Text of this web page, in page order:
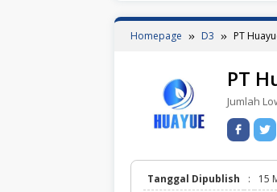
Homepage D3 PT
PT
Jumlah
Tanggal Dipublish :
15